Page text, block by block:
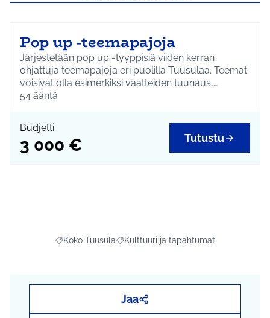
Pop up -teemapajoja
Järjestetään pop up -tyyppisiä viiden kerran
ohjattuja teemapajoja eri puolilla Tuusulaa. Teemat
voisivat olla esimerkiksi vaatteiden tuunaus,
musiikki, puutyöpaja ja käsinukkepaja.
54 ääntä
Budjetti
3 000 € Tutustu
Rajaa tulokset aihepiirin mukaan: Koko Tuusula
Koko Tuusula Rajaa tulokset teeman mukaan:
Kulttuuri ja tapahtumat
Jaa